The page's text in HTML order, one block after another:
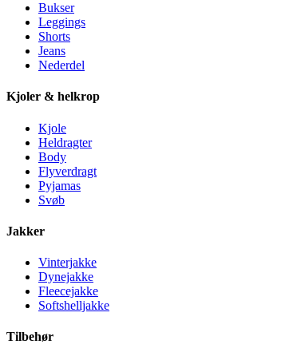
Bukser
Leggings
Shorts
Jeans
Nederdel
Kjoler & helkrop
Kjole
Heldragter
Body
Flyverdragt
Pyjamas
Svøb
Jakker
Vinterjakke
Dynejakke
Fleecejakke
Softshelljakke
Tilbehør